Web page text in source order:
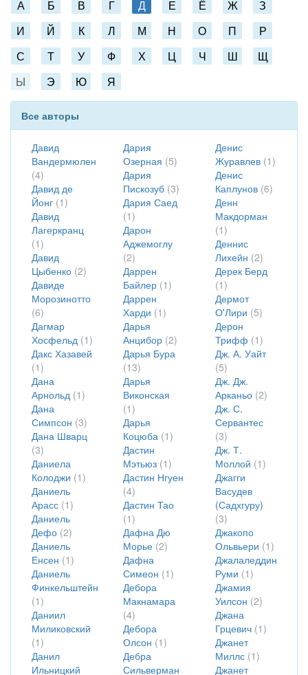
А Б В Г Д Е Ё Ж
З
И
Й К Л М Н О П
Р
С
Т У Ф Х Ц Ч Ш
Щ
Ы
Э Ю Я
Все авторы
Давид
Вандермюлен
(4)
Давид де
Йонг (1)
Давид
Лагеркранц
(1)
Давид
Цыбенко (2)
Давиде
Морозинотто
(6)
Дагмар
Хосфельд (1)
Дакс Хазавей
(1)
Дана
Арнольд (1)
Дана
Симпсон (3)
Дана Шварц
(3)
Даниела
Колоджи (1)
Даниель
Арасс (1)
Даниель
Дефо (2)
Даниель
Енсен (1)
Даниель
Финкельштейн
(1)
Даниил
Миликовский
(1)
Данил
Ильницкий
Дария
Озерная (5)
Дария
Пискозуб (3)
Дария Саед
(1)
Дарон
Аджемоглу
(2)
Даррен
Байлер (1)
Даррен
Харди (1)
Дарья
Анцибор (2)
Дарья Бура
(13)
Дарья
Виконская
(1)
Дарья
Коцюба (1)
Дастин
Мэтьюз (1)
Дастин Нгуен
(4)
Дастин Тао
(1)
Дафна Дю
Морье (2)
Дафна
Симеон (1)
Дебора
Макнамара
(4)
Дебора
Олсон (1)
Дебра
Сильверман
Денис
Журавлев (1)
Денис
Каплунов (6)
Денн
Макдорман
(1)
Деннис
Лихейн (2)
Дерек Берд
(1)
Дермот
О'Лири (5)
Дерон
Трифф (1)
Дж. А. Уайт
(5)
Дж. Дж.
Арканьо (2)
Дж. С.
Сервантес
(3)
Дж. Т.
Моллой (1)
Джагги
Васудев
(Садхгуру)
(3)
Джакопо
Ольвьери (1)
Джалаледдин
Руми (1)
Джамия
Уилсон (2)
Джана
Грцевич (1)
Джанет
Миллс (1)
Джанет